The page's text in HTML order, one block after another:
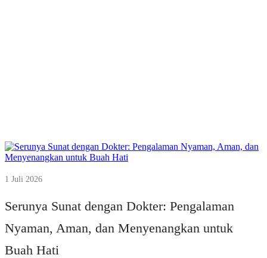
1 Juli 2026
Serunya Sunat dengan Dokter: Pengalaman
Nyaman, Aman, dan Menyenangkan untuk
Buah Hati